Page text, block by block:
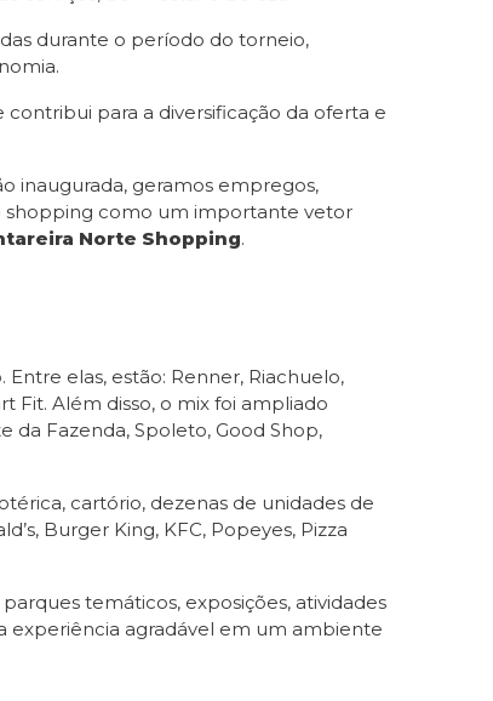
durante o período do torneio,
para a diversificação da oferta e
inaugurada, geramos empregos,
shopping como um importante vetor
Norte Shopping.
elas, estão: Renner, Riachuelo,
Fit. Além disso, o mix foi ampliado
da Fazenda, Spoleto, Good Shop,
cartório, dezenas de unidades de
Burger King, KFC, Popeyes, Pizza
temáticos, exposições, atividades
experiência agradável em um ambiente